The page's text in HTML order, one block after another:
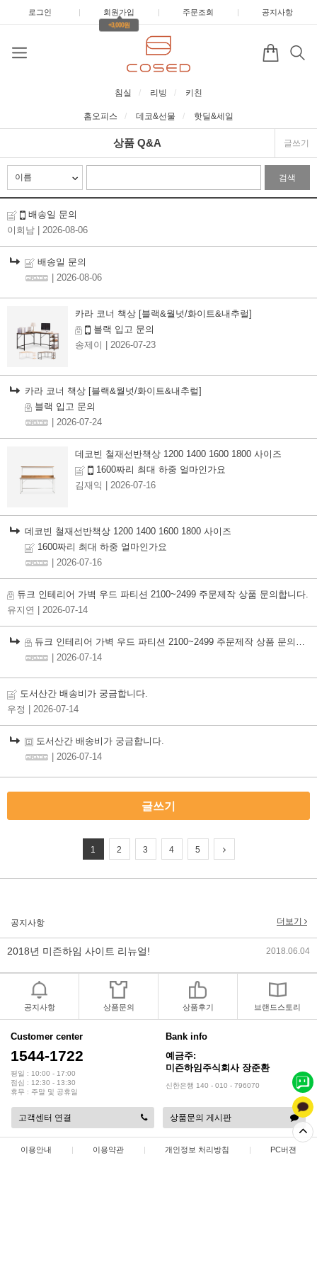
로그인 | 회원가입 |
+3,000원
주문조회 | 공지사항
침실 리빙 키친
홈오피스 데코&선물 핫딜&세일
상품 Q&A 글쓰기
검색
배송일 문의
이희남
| 2026-08-06
배송일 문의
| 2026-08-06
카라 코너 책상 [블랙&월넛/화이트&내추럴]
블랙 입고 문의
송제이
| 2026-07-23
카라 코너 책상 [블랙&월넛/화이트&내추럴]
블랙 입고 문의
| 2026-07-24
데코빈 철재선반책상 1200 1400 1600 1800 사이즈
1600짜리 최대 하중 얼마인가요
김재익
| 2026-07-16
데코빈 철재선반책상 1200 1400 1600 1800 사이즈
1600짜리 최대 하중 얼마인가요
| 2026-07-16
듀크 인테리어 가벽 우드 파티션 2100~2499 주문제작 상품 문의합니다.
유지연
| 2026-07-14
듀크 인테리어 가벽 우드 파티션 2100~2499 주문제작 상품 문의합니다.
| 2026-07-14
도서산간 배송비가 궁금합니다.
우정
| 2026-07-14
도서산간 배송비가 궁금합니다.
| 2026-07-14
글쓰기
1 2 3 4 5
공지사항 더보기
2018년 미즌하임 사이트 리뉴얼! 2018.06.04
2018년 야휴회 공지[상담/배송조.. 2018.04.10
2018년 모바일샵 리뉴얼 업데이.. 2018.04.10
2017년 미즌하임 리뉴얼
2019년 설 명절 배송지연 안내 2019.01.23
공지사항 상품문의 상품후기 브랜드스토리
Customer center
1544-1722
평일 : 10:00 - 17:00
점심 : 12:30 - 13:30
휴무 : 주말 및 공휴일
Bank info
예금주:
미즌하임주식회사 장준환
신한은행 140 - 010 - 796070
고객센터 연결 상품문의 게시판
이용안내 | 이용약관 | 개인정보 처리방침 | PC버젼